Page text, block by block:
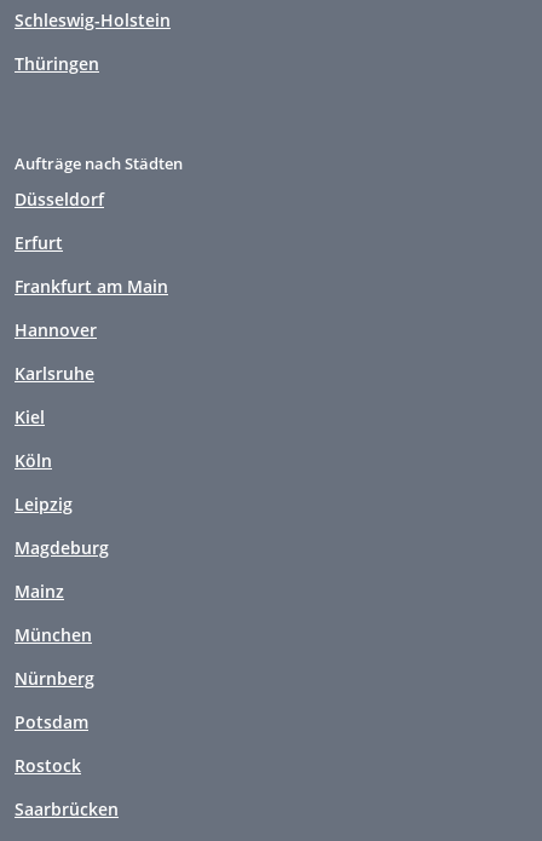
Schleswig-Holstein
Thüringen
Aufträge nach Städten
Düsseldorf
Erfurt
Frankfurt am Main
Hannover
Karlsruhe
Kiel
Köln
Leipzig
Magdeburg
Mainz
München
Nürnberg
Potsdam
Rostock
Saarbrücken